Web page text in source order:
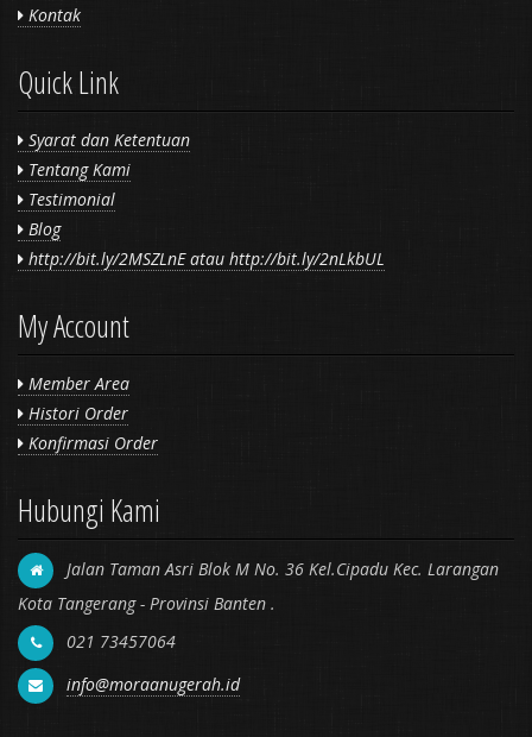
Kontak
Quick Link
Syarat dan Ketentuan
Tentang Kami
Testimonial
Blog
http://bit.ly/2MSZLnE atau http://bit.ly/2nLkbUL
My Account
Member Area
Histori Order
Konfirmasi Order
Hubungi Kami
Jalan Taman Asri Blok M No. 36 Kel.Cipadu Kec. Larangan
Kota Tangerang - Provinsi Banten .
021 73457064
info@moraanugerah.id